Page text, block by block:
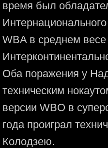
время был
WBA в среднем весе
Оба поражения у
техническим
версии WBO в
года проиграл
Колодзею.